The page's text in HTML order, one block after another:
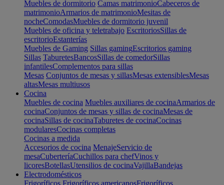
Muebles de dormitorio Camas matrimonioCabeceros de
matrimonioArmarios de matrimonioMesitas de
nocheComodasMuebles de dormitorio juvenil
Muebles de oficina y teletrabajo EscritoriosSillas de
escritorioEstanterías
Muebles de Gaming Sillas gamingEscritorios gaming
Sillas TaburetesBancosSillas de comedorSillas
infantilesComplementos para sillas
Mesas Conjuntos de mesas y sillasMesas extensiblesMesas
altasMesas multiusos
Cocina
Muebles de cocina Muebles auxiliares de cocinaArmarios de
cocinaConjuntos de mesas y sillas de cocinaMesas de
cocinaSillas de cocinaTaburetes de cocinaCocinas
modularesCocinas completas
Cocinas a medida
Accesorios de cocina MenajeServicio de
mesaCuberteríaCuchillos para chefVinos y
licoresBotellasUtensilios de cocinaVajillaBandejas
Electrodomésticos
Frigoríficos Frigoríficos americanosFrigoríficos